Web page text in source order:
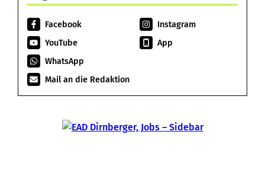
Facebook
Instagram
YouTube
App
WhatsApp
Mail an die Redaktion